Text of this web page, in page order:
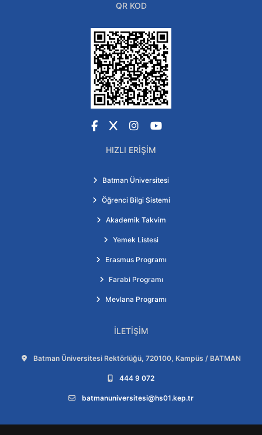
QR KOD
Facebook
X Instagram
YouTube
HIZLI ERIŞIM
Batman Üniversitesi
Öğrenci Bilgi Sistemi
Akademik Takvim
Yemek Listesi
Erasmus Programı
Farabi Programı
Mevlana Programı
İLETIŞIM
Adres:
Batman Üniversitesi Rektörlüğü, 720100, Kampüs / BATMAN
Telefon:
444 9 072
E-posta:
batmanuniversitesi@hs01.kep.tr